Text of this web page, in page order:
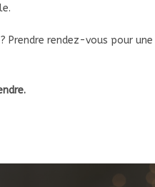
Prendre rendez-vous pour une